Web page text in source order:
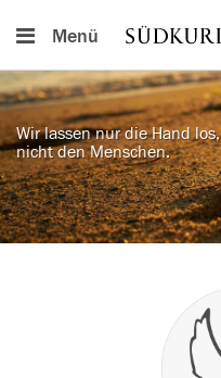
Menü
Wir lassen nur die Hand los,
nicht den Menschen.